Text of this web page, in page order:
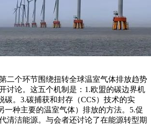
二个环节围绕扭转全球温室气体排放趋势
讨论。这五个机制是：1.欧盟的碳边界机
碳。3.碳捕获和封存（CCS）技术的实
一种主要的温室气体）排放的方法。5.促
清洁能源。与会者还讨论了在能源转型期